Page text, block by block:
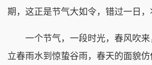
期，这正是节气大如令，错过一日，
一个节气，一段时光，春风吹来
立春雨水到惊蛰谷雨，春天的面貌仿